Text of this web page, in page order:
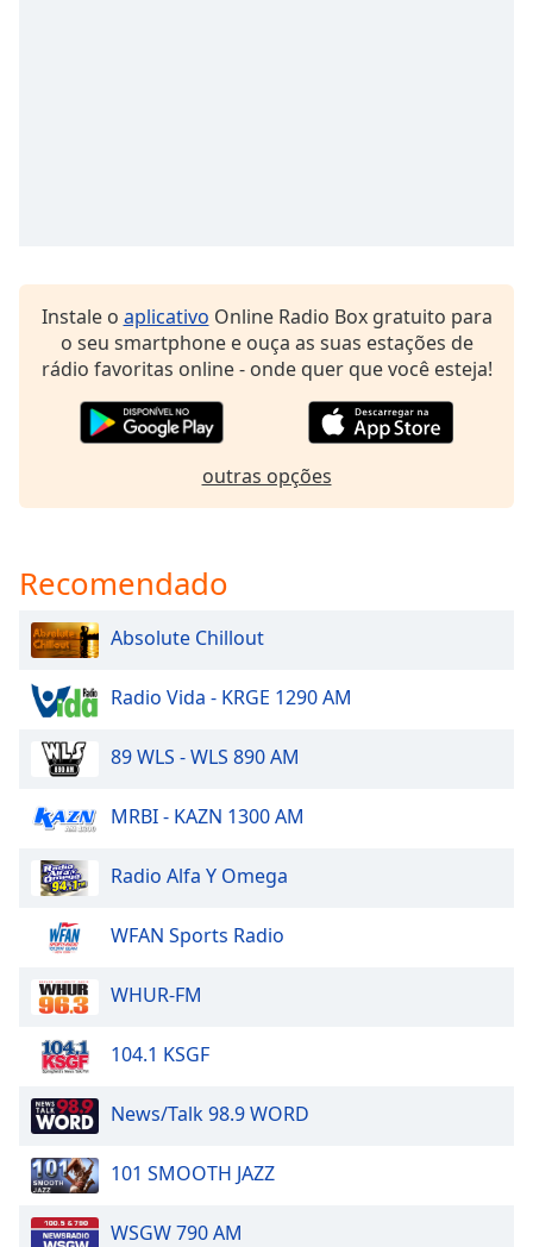
window.
Beginning
will
close
window.
Text
Color
Background
Opacity
Caption
Background
Color
Opacity
Instale o aplicativo Online Radio Box gratuito para
o seu smartphone e ouça as suas estações de
rádio favoritas online - onde quer que você esteja!
outras opções
Recomendado
Absolute Chillout
Radio Vida - KRGE 1290 AM
89 WLS - WLS 890 AM
MRBI - KAZN 1300 AM
Radio Alfa Y Omega
WFAN Sports Radio
WHUR-FM
104.1 KSGF
News/Talk 98.9 WORD
101 SMOOTH JAZZ
WSGW 790 AM